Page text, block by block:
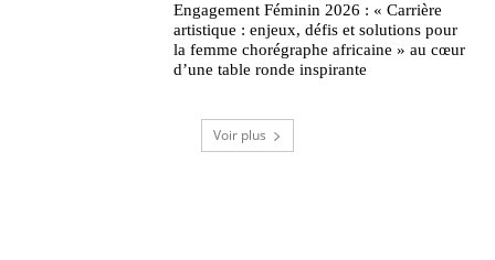
Engagement Féminin 2026 : « Carrière
artistique : enjeux, défis et solutions pour
la femme chorégraphe africaine » au cœur
d’une table ronde inspirante
Voir plus